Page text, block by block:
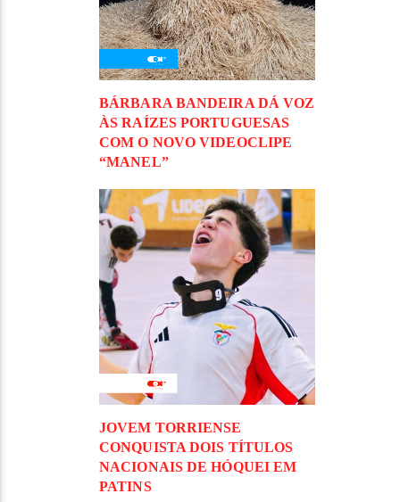
BÁRBARA BANDEIRA DÁ VOZ
ÀS RAÍZES PORTUGUESAS
COM O NOVO VIDEOCLIPE
“MANEL”
JOVEM TORRIENSE
CONQUISTA DOIS TÍTULOS
NACIONAIS DE HÓQUEI EM
PATINS